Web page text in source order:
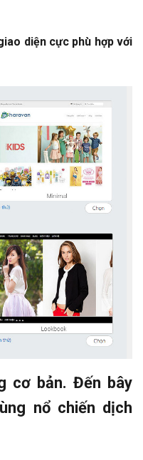
diện cực phù hợp với
cơ bản. Đến bây
nổ chiến dịch